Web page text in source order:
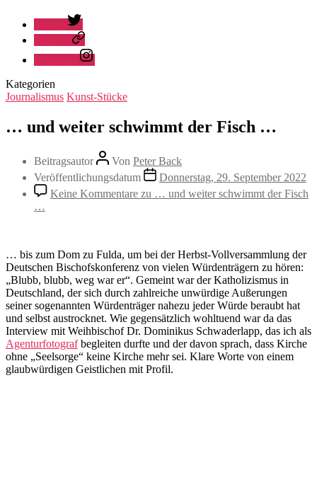
Kategorien
Journalismus Kunst-Stücke
… und weiter schwimmt der Fisch …
Beitragsautor Von Peter Back
Veröffentlichungsdatum
Donnerstag, 29. September 2022
Keine Kommentare zu … und weiter schwimmt der Fisch
…
… bis zum Dom zu Fulda, um bei der Herbst-Vollversammlung der
Deutschen Bischofskonferenz von vielen Würdenträgern zu hören:
„Blubb, blubb, weg war er“. Gemeint war der Katholizismus in
Deutschland, der sich durch zahlreiche unwürdige Außerungen
seiner sogenannten Würdenträger nahezu jeder Würde beraubt hat
und selbst austrocknet. Wie gegensätzlich wohltuend war da das
Interview mit Weihbischof Dr. Dominikus Schwaderlapp, das ich als
Agenturfotografbegleiten durfte und der davon sprach, dass Kirche
ohne „Seelsorge“ keine Kirche mehr sei. Klare Worte von einem
glaubwürdigen Geistlichen mit Profil.